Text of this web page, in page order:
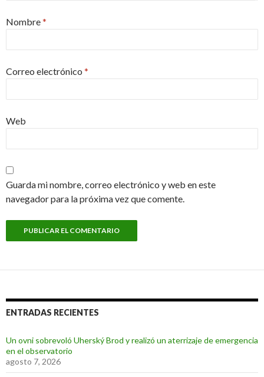
Nombre*
Correo electrónico *
Web
Guarda mi nombre, correo electrónico y web en este
navegador para la próxima vez que comente.
ENTRADAS RECIENTES
Un ovni sobrevoló Uherský Brod y realizó un aterrizaje de emergencia
en el observatorio
agosto 7, 2026